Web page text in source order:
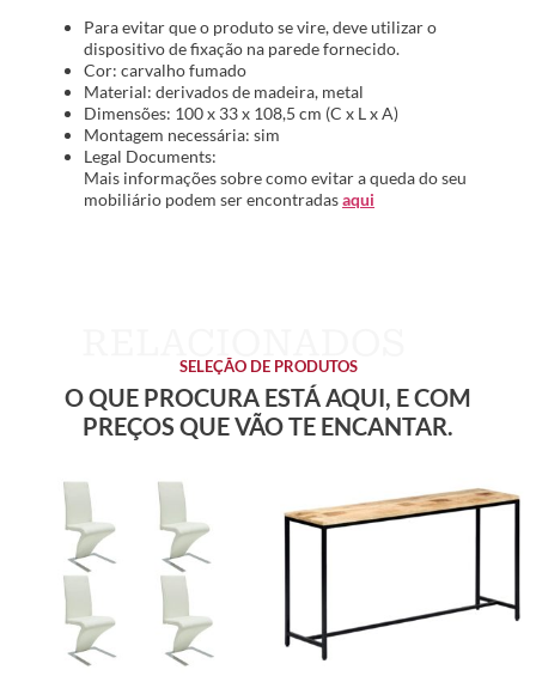
Para evitar que o produto se vire, deve utilizar o
dispositivo de fixação na parede fornecido.
Cor: carvalho fumado
Material: derivados de madeira, metal
Dimensões: 100 x 33 x 108,5 cm (C x L x A)
Montagem necessária: sim
Legal Documents:
Mais informações sobre como evitar a queda do seu
mobiliário podem ser encontradasaqui
SELEÇÃO DE PRODUTOS
O QUE PROCURA ESTÁ AQUI, E COM
PREÇOS QUE VÃO TE ENCANTAR.